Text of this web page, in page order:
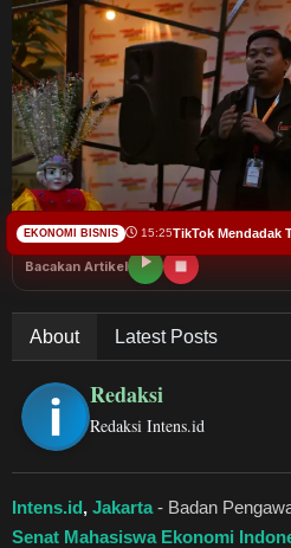
Budaya
Teknologi
Pendidikan
Bursa
Hukum dan Kriminal
Olahraga
Ekonomi Bisnis
Pariwisata
Bacakan Artikel
About Latest Posts
Redaksi
Redaksi Intens.id
Intens.id, Jakarta - Badan
Senat Mahasiswa Ekonomi
EKONOMI BISNIS 15:25